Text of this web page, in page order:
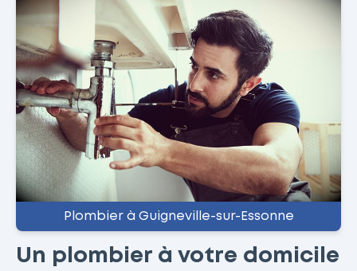
Plombier à Guigneville-sur-Essonne
Un plombier à votre domicile